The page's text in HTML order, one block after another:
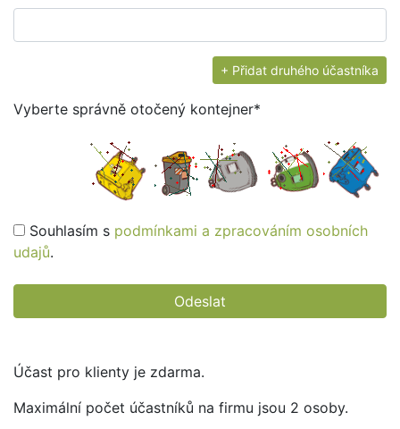
+ Přidat druhého účastníka
Vyberte správně otočený kontejner*
Souhlasím s podmínkami a zpracováním osobních
udajů.
Odeslat
Účast pro klienty je zdarma.
Maximální počet účastníků na firmu jsou 2 osoby.